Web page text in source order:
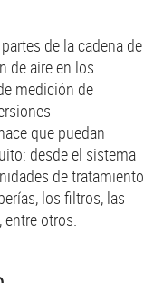
de la cadena de
de aire en los
medición de
que puedan
desde el sistema
de tratamiento
los filtros, las
otros.